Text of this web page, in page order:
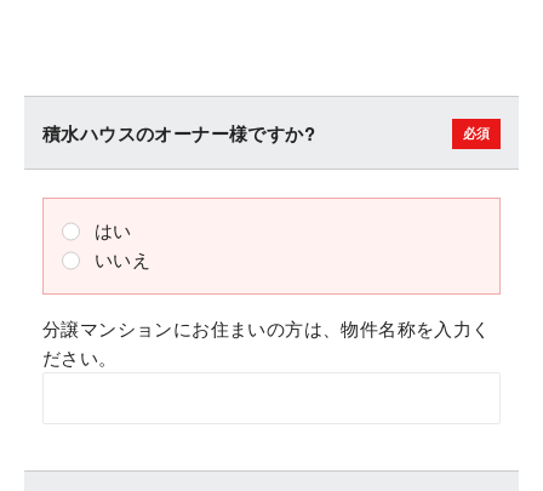
積水ハウスのオーナー様ですか?
はい
いいえ
分譲マンションにお住まいの方は、物件名称を入力く
ださい。